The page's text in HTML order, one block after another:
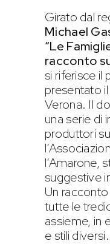
Girato dal
Michael
“Le
racconto
si riferisce il
presentato
Verona. Il
una serie di
produttori
l’Amarone,
suggestive
Un
tutte le
assieme, in
e stili diversi.